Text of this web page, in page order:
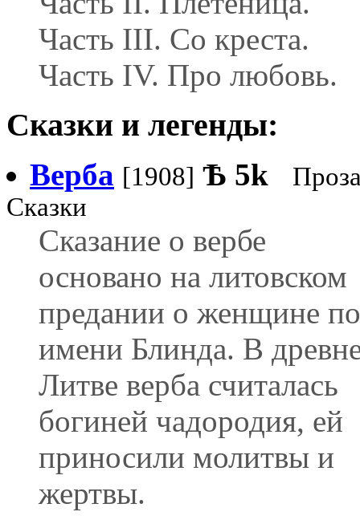
Часть III. Со креста.
Часть IV. Про любовь.
Сказки и легенды:
Верба [1908] Ѣ 5k
Сказки
Сказание о вербе
основано на литовском
предании о женщине по
имени Блинда. В
Литве верба считалась
богиней чадородия, ей
приносили молитвы и
жертвы.